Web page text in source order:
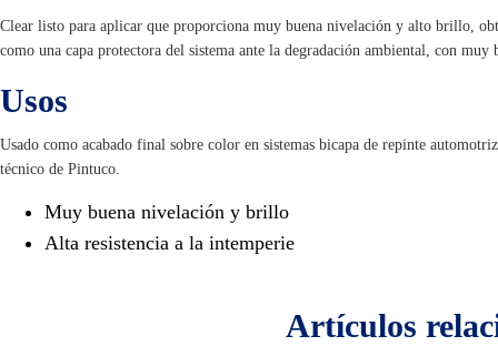
Clear listo para aplicar que proporciona muy buena nivelación y alto brillo,
como una capa protectora del sistema ante la degradación ambiental, con muy
Usos
Usado como acabado final sobre color en sistemas bicapa de repinte
técnico de Pintuco.
Muy buena nivelación y brillo
Alta resistencia a la intemperie
artículos